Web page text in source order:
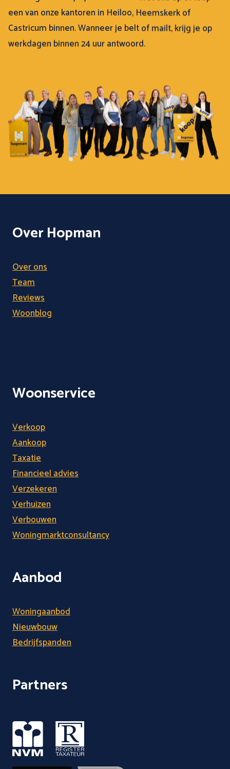
een van onze kantoren in Heiloo, Heemskerk of
Castricum binnen. Wanneer je belt of mailt, krijg je op
werkdagen binnen 24 uur antwoord.
Over Hopman
Over ons
Team
Reviews
Woonblog
Woonservice
Verkoop
Aankoop
Taxatie
Financieel advies
Verzekeren
Verhuizen
Verbouwen
Woningmarktconsultancy
Aanbod
Woningaanbod
Nieuwbouw
Bedrijfspanden
Partners